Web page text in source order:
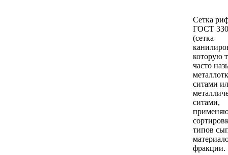
Сетка
ГОСТ
(сетка
которую
часто
ситами
ситами,
типов
фракции.